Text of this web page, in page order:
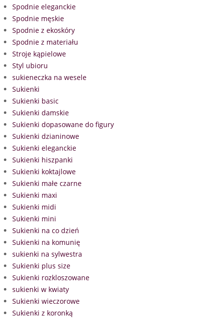
Spodnie eleganckie
Spodnie męskie
Spodnie z ekoskóry
Spodnie z materiału
Stroje kąpielowe
Styl ubioru
sukieneczka na wesele
Sukienki
Sukienki basic
Sukienki damskie
Sukienki dopasowane do figury
Sukienki dzianinowe
Sukienki eleganckie
Sukienki hiszpanki
Sukienki koktajlowe
Sukienki małe czarne
Sukienki maxi
Sukienki midi
Sukienki mini
Sukienki na co dzień
Sukienki na komunię
sukienki na sylwestra
Sukienki plus size
Sukienki rozkloszowane
sukienki w kwiaty
Sukienki wieczorowe
Sukienki z koronką